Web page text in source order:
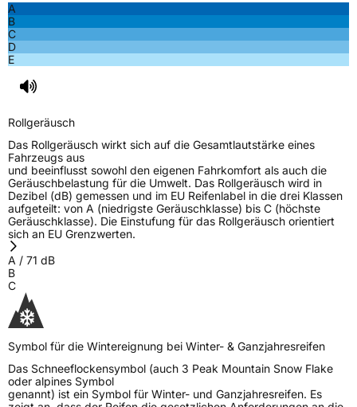
A
B
C
D
E
Rollgeräusch
Das Rollgeräusch wirkt sich auf die Gesamtlautstärke eines
Fahrzeugs aus
und beeinflusst sowohl den eigenen Fahrkomfort als auch die
Geräuschbelastung für die Umwelt. Das Rollgeräusch wird in
Dezibel (dB) gemessen und im EU Reifenlabel in die drei Klassen
aufgeteilt: von A (niedrigste Geräuschklasse) bis C (höchste
Geräuschklasse). Die Einstufung für das Rollgeräusch orientiert
sich an EU Grenzwerten.
A / 71 dB
B
C
Symbol für die Wintereignung bei Winter- & Ganzjahresreifen
Das Schneeflockensymbol (auch 3 Peak Mountain Snow Flake
oder alpines Symbol
genannt) ist ein Symbol für Winter- und Ganzjahresreifen. Es